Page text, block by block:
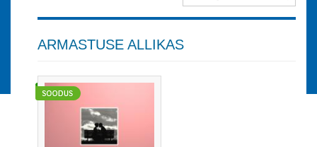
Account
Menu
out)
ARMASTUSE ALLIKAS